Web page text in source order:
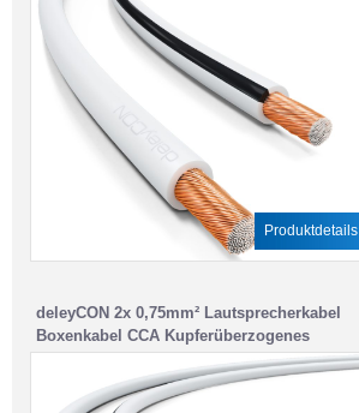
Produktdetails
deleyCON 2x 0,75mm² Lautsprecherkabel
Boxenkabel CCA Kupferüberzogenes
Aluminium 2x24x0,20mm Litze – Weiß